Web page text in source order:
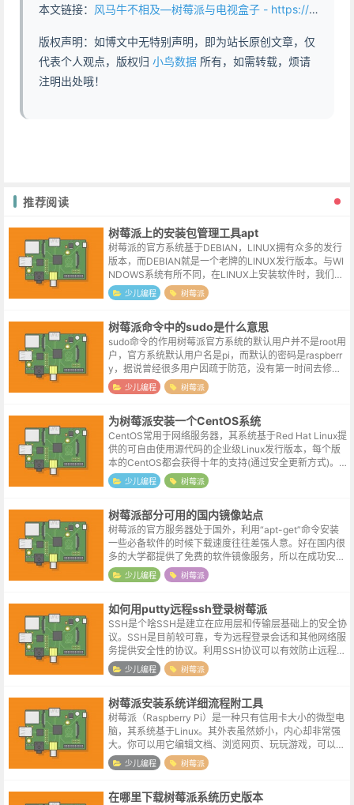
本文链接： 风马牛不相及—树莓派与电视盒子 - https://www.abddb.com/Raspberry_Pi_and_TV_Box.html
版权声明：如博文中无特别声明，即为站长原创文章，仅
代表个人观点，版权归 小鸟数据 所有，如需转载，烦请
注明出处哦！
推荐阅读
树莓派上的安装包管理工具apt
树莓派的官方系统基于DEBIAN，LINUX拥有众多的发行
版本，而DEBIAN就是一个老牌的LINUX发行版本。与WI
NDOWS系统有所不同，在LINUX上安装软件时，我们会
需要使用包管理工具，由包管理工具来负责程序的下载、
安装、升级...
少儿编程 树莓派
树莓派命令中的sudo是什么意思
sudo命令的作用树莓派官方系统的默认用户并不是root用
户，官方系统默认用户名是pi，而默认的密码是raspberr
y，据说曾经很多用户因疏于防范，没有第一时间去修改
树莓派默认的密码，导致出现过大范围被黑的情况。Linu
x操作系统是...
少儿编程 树莓派
为树莓派安装一个CentOS系统
CentOS常用于网络服务器，其系统基于Red Hat Linux提
供的可自由使用源代码的企业级Linux发行版本，每个版
本的CentOS都会获得十年的支持(通过安全更新方式)。C
entOS以保守与稳定著称，对于稳定性要求较高，不需
要...
少儿编程 树莓派
树莓派部分可用的国内镜像站点
树莓派的官方服务器处于国外，利用“apt-get”命令安装
一些必备软件的时候下载速度往往差强人意。好在国内很
多的大学都提供了免费的软件镜像服务，所以在成功安装
完系统之后，可以先把软件源更改为国内的源。事实上树
莓派在官方服务器速度不够理...
少儿编程 树莓派
如何用putty远程ssh登录树莓派
SSH是个啥SSH是建立在应用层和传输层基础上的安全协
议。SSH是目前较可靠，专为远程登录会话和其他网络服
务提供安全性的协议。利用SSH协议可以有效防止远程管
理过程中的信息泄露问题。SSH最初是UNIX系统上的一
个程序，后来又迅速扩展...
少儿编程 树莓派
树莓派安装系统详细流程附工具
树莓派（Raspberry Pi）是一种只有信用卡大小的微型电
脑，其系统基于Linux。其外表虽然娇小，内心却非常强
大。你可以用它编辑文档、浏览网页、玩玩游戏，可以把
它打造成一个家庭影院，甚至把它作为一个低功耗的网络
服务器。标配的树莓...
少儿编程 树莓派
在哪里下载树莓派系统历史版本